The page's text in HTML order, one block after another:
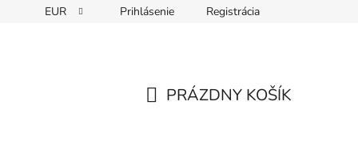
Napíšte nám
EUR Prihlásenie Registrácia
PRÁZDNY KOŠÍK